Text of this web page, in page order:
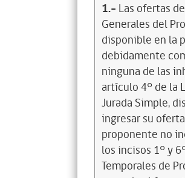
1.- Las ofertas
Generales del
disponible en la
debidamente
ninguna de las
artículo 4° de la
Jurada Simple,
ingresar su
proponente no
los incisos 1° y
Temporales de